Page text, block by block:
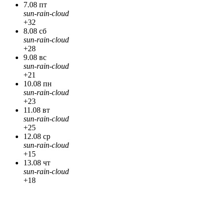
7.08 пт
sun-rain-cloud
+32
8.08 сб
sun-rain-cloud
+28
9.08 вс
sun-rain-cloud
+21
10.08 пн
sun-rain-cloud
+23
11.08 вт
sun-rain-cloud
+25
12.08 ср
sun-rain-cloud
+15
13.08 чт
sun-rain-cloud
+18